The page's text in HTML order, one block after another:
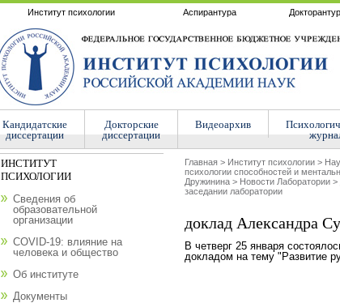
Институт психологии Аспирантура
Кандидатские
диссертации
Докторские
диссертации
Видеоархив
Главная > Институт психологии >
психологии способностей и
Дружинина > Новости Лаборатории >
заседании лаборатории
доклад Александра
В четверг 25 января
докладом на тему "Развитие
ИНСТИТУТ
ПСИХОЛОГИИ
Сведения об
образовательной
организации
COVID-19: влияние на
человека и общество
Об институте
Документы